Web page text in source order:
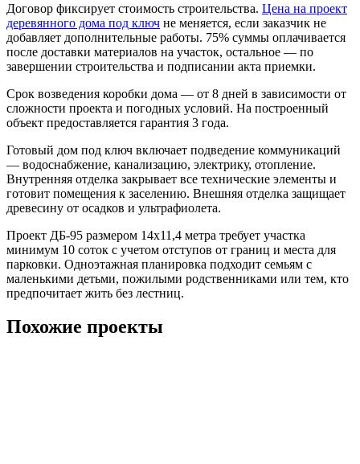
Договор фиксирует стоимость строительства. Цена на проект
деревянного дома под ключ не меняется, если заказчик не
добавляет дополнительные работы. 75% суммы оплачивается
после доставки материалов на участок, остальное — по
завершении строительства и подписании акта приемки.
Срок возведения коробки дома — от 8 дней в зависимости от
сложности проекта и погодных условий. На построенный
объект предоставляется гарантия 3 года.
Готовый дом под ключ включает подведение коммуникаций
— водоснабжение, канализацию, электрику, отопление.
Внутренняя отделка закрывает все технические элементы и
готовит помещения к заселению. Внешняя отделка защищает
древесину от осадков и ультрафиолета.
Проект ДБ-95 размером 14х11,4 метра требует участка
минимум 10 соток с учетом отступов от границ и места для
парковки. Одноэтажная планировка подходит семьям с
маленькими детьми, пожилыми родственниками или тем, кто
предпочитает жить без лестниц.
Похожие проекты